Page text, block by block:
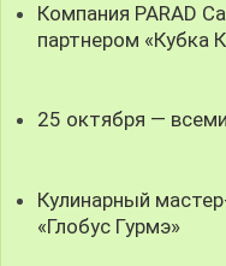
Компания PARAD
партнером «Кубка
25 октября —
Кулинарный
«Глобус Гурмэ»